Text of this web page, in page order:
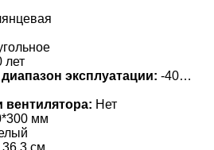
лет
эксплуатации: -40…
вентилятора: Нет
мм
36.3 см